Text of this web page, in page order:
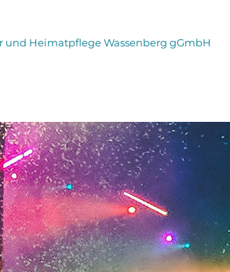
und Heimatpflege Wassenberg gGmbH